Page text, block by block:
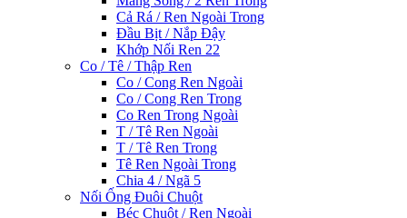
Cả Rá / Ren Ngoài Trong
Đầu Bịt / Nắp Đậy
Khớp Nối Ren 22
Co / Tê / Thập Ren
Co / Cong Ren Ngoài
Co / Cong Ren Trong
Co Ren Trong Ngoài
T / Tê Ren Ngoài
T / Tê Ren Trong
Tê Ren Ngoài Trong
Chia 4 / Ngã 5
Nối Ống Đuôi Chuột
Béc Chuột / Ren Ngoài